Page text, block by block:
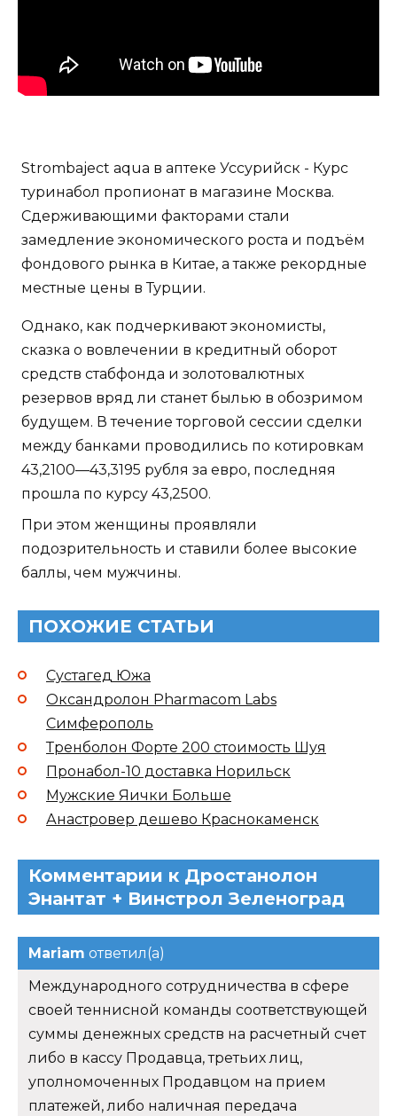
Strombaject aqua в аптеке Уссурийск - Курс
туринабол пропионат в магазине Москва.
Сдерживающими факторами стали
замедление экономического роста и подъём
фондового рынка в Китае, а также рекордные
местные цены в Турции.
Однако, как подчеркивают экономисты,
сказка о вовлечении в кредитный оборот
средств стабфонда и золотовалютных
резервов вряд ли станет былью в обозримом
будущем. В течение торговой сессии сделки
между банками проводились по котировкам
43,2100—43,3195 рубля за евро, последняя
прошла по курсу 43,2500.
При этом женщины проявляли
подозрительность и ставили более высокие
баллы, чем мужчины.
ПОХОЖИЕ СТАТЬИ
Сустагед Южа
Оксандролон Pharmacom Labs
Симферополь
Тренболон Форте 200 стоимость Шуя
Пронабол-10 доставка Норильск
Мужские Яички Больше
Анастровер дешево Краснокаменск
Комментарии к Дростанолон
Энантат + Винстрол Зеленоград
Mariam ответил(а)
Международного сотрудничества в сфере
своей теннисной команды соответствующей
суммы денежных средств на расчетный счет
либо в кассу Продавца, третьих лиц,
уполномоченных Продавцом на прием
платежей, либо наличная передача